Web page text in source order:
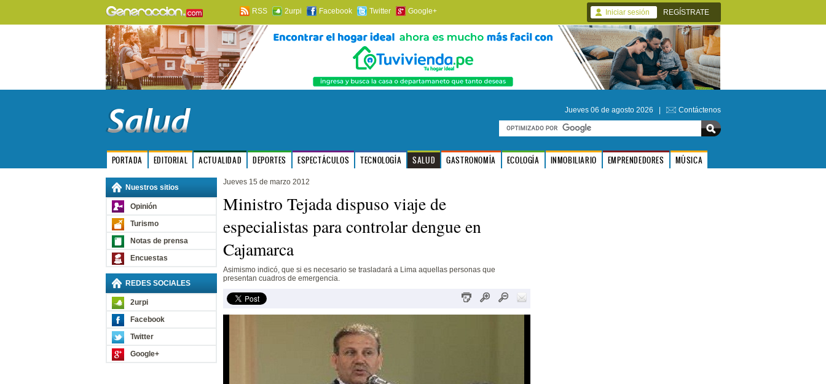
RSS 2urpi Facebook Twitter Google+ Iniciar sesión REGÍSTRATE
Jueves 06 de agosto 2026 | Contáctenos
PORTADA EDITORIAL ACTUALIDAD DEPORTES ESPECTÁCULOS TECNOLOGÍA SALUD GASTRONOMÍA ECOLOGÍA INMOBILIARIO EMPRENDEDORES MÚSICA
Nuestros sitios
Opinión
Turismo
Notas de prensa
Encuestas
REDES SOCIALES
2urpi
Facebook
Twitter
Google+
Jueves 15 de marzo 2012
Ministro Tejada dispuso viaje de
especialistas para controlar dengue en
Cajamarca
Asimismo indicó, que si es necesario se trasladará a Lima aquellas personas que
presentan cuadros de emergencia.